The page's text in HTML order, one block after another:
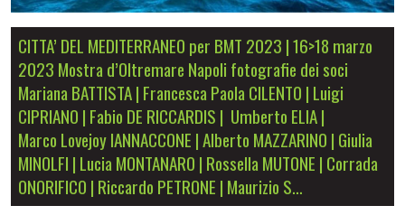
CITTA’ DEL MEDITERRANEO per BMT 2023 | 16>18 marzo
2023 Mostra d’Oltremare Napoli fotografie dei soci
Mariana BATTISTA | Francesca Paola CILENTO | Luigi
CIPRIANO | Fabio DE RICCARDIS | Umberto ELIA |
Marco Lovejoy IANNACCONE | Alberto MAZZARINO | Giulia
MINOLFI | Lucia MONTANARO | Rossella MUTONE | Corrada
ONORIFICO | Riccardo PETRONE | Maurizio S…